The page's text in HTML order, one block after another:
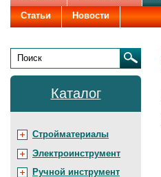
Статьи Новости
Поиск
Каталог
Стройматериалы
Электроинструмент
Ручной инструмент